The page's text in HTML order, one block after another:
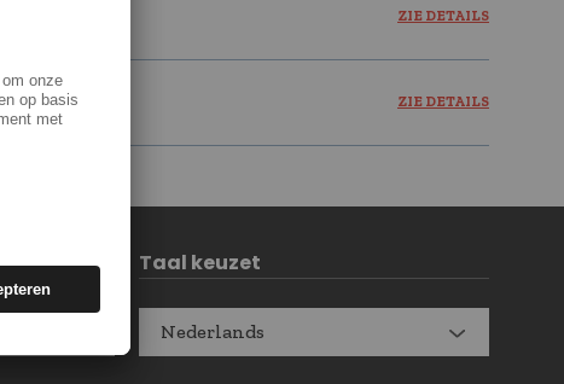
ZIE DETAILS
ZIE DETAILS
Taal keuzet
Nederlands